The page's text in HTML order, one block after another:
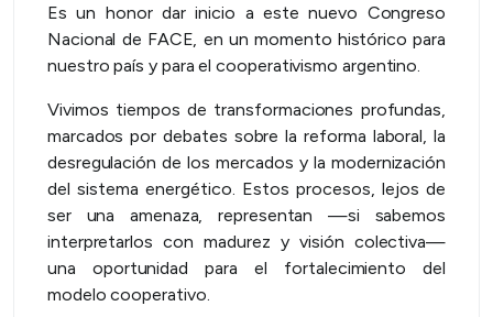
Es un honor dar inicio a este nuevo Congreso
Nacional de FACE, en un momento histórico para
nuestro país y para el cooperativismo argentino.
Vivimos tiempos de transformaciones profundas,
marcados por debates sobre la reforma laboral, la
desregulación de los mercados y la modernización
del sistema energético. Estos procesos, lejos de
ser una amenaza, representan —si sabemos
interpretarlos con madurez y visión colectiva—
una oportunidad para el fortalecimiento del
modelo cooperativo.